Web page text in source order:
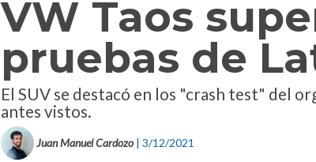
VW Taos
pruebas de
El SUV se destacó en los "crash test" del
antes vistos.
Juan Manuel Cardozo | 3/12/2021